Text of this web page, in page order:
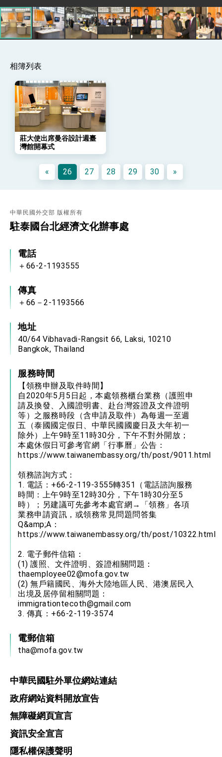
卓揆：臺美關稅談判階段性結果有助臺灣取得有
利戰略地位 全力支持「臺美對等貿易協定」簽署
外交部與數位發展部攜手合作，整合台灣雄厚數
位實力，達成固邦榮邦目標
總統以「韌性之島，希望之光」為題發表2026新
年談話
總統主持「守護民主台灣國安行動方案」記者
會 強調以實力守護台海和平 以決心掌握國家
變局中 奮起的新臺灣 總統發表國慶演說
團結 迎風轉型 穩健前行
賴總統就職演說影片
總統重要談話
外交部重要言論
我國政府將在美國亞利桑納州設立「駐鳳凰城辦
事處」，進一步深化台美交流合作
相簿列表
莊大使出席曼谷設計週臺
灣館開幕式
« 26 27 28 29 30 »
中華民國外交部 版權所有
駐泰國台北經濟文化辦事處
電話
＋66-2-1193555
傳真
＋66－2-1193566
地址
40/64 Vibhavadi-Rangsit 66, Laksi, 10210
Bangkok, Thailand
服務時間
【領務申辦及取件時間】
自2020年5月5日起，本處領務櫃台業務（護照申
請及換發、入國證明書、赴台灣簽證及文件證明
等）之服務時段（含申請及取件）為每週一至週
五（泰國國定假日、中華民國國慶日及大年初一
除外）上午9時至11時30分，下午不對外開放；
本處休假日可參考官網「行事曆」公告：
https://www.taiwanembassy.org/th/post/9011.html
領務諮詢方式：
1. 電話：+66-2-119-3555轉351（電話諮詢服務
時間：上午9時至12時30分，下午1時30分至5
時）；另建議可先參考本處官網→「領務」各項
業務申請資訊，或領務常見問題問答集
Q&amp;A：
https://www.taiwanembassy.org/th/post/10322.html
2. 電子郵件信箱：
(1) 護照、文件證明、簽證相關問題：
thaemployee02@mofa.gov.tw
(2) 無戶籍國民、海外大陸地區人民、港澳居民入
出境及居停留相關問題：
immigrationtecoth@gmail.com
3. 傳真：+66-2-119-3574
電郵信箱
tha@mofa.gov.tw
中華民國駐外單位網站連結
政府網站資料開放宣告
無障礙網頁宣言
資訊安全宣言
隱私權保護聲明